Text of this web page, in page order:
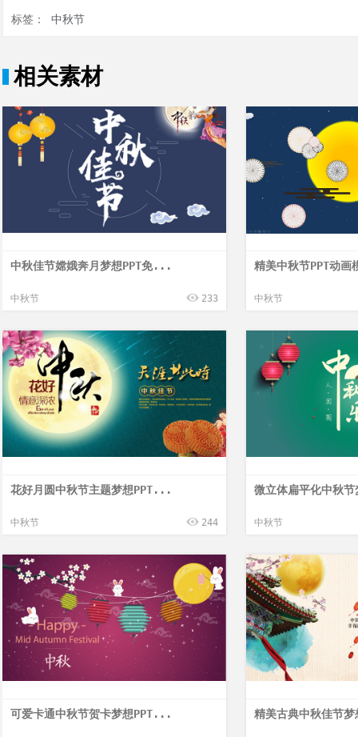
标签： 中秋节
相关素材
中秋佳节嫦娥奔月梦想PPT免...
中秋节 233
精美中秋节PPT动
中秋节
花好月圆中秋节主题梦想PPT...
中秋节 244
微立体扁平化中秋
中秋节
可爱卡通中秋节贺卡梦想PPT... 精美古典中秋佳节